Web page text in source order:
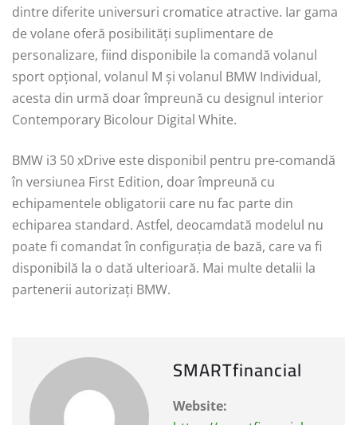
dintre diferite universuri cromatice atractive. Iar gama
de volane oferă posibilități suplimentare de
personalizare, fiind disponibile la comandă volanul
sport opțional, volanul M și volanul BMW Individual,
acesta din urmă doar împreună cu designul interior
Contemporary Bicolour Digital White.
BMW i3 50 xDrive este disponibil pentru pre-comandă
în versiunea First Edition, doar împreună cu
echipamentele obligatorii care nu fac parte din
echiparea standard. Astfel, deocamdată modelul nu
poate fi comandat în configuraţia de bază, care va fi
disponibilă la o dată ulterioară. Mai multe detalii la
partenerii autorizaţi BMW.
SMARTfinancial
Website: